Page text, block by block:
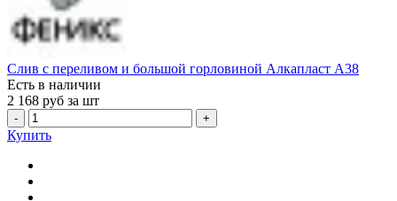
Слив с переливом и большой горловиной Алкапласт A38
Есть в наличии
2 168 руб за шт
- +
Купить